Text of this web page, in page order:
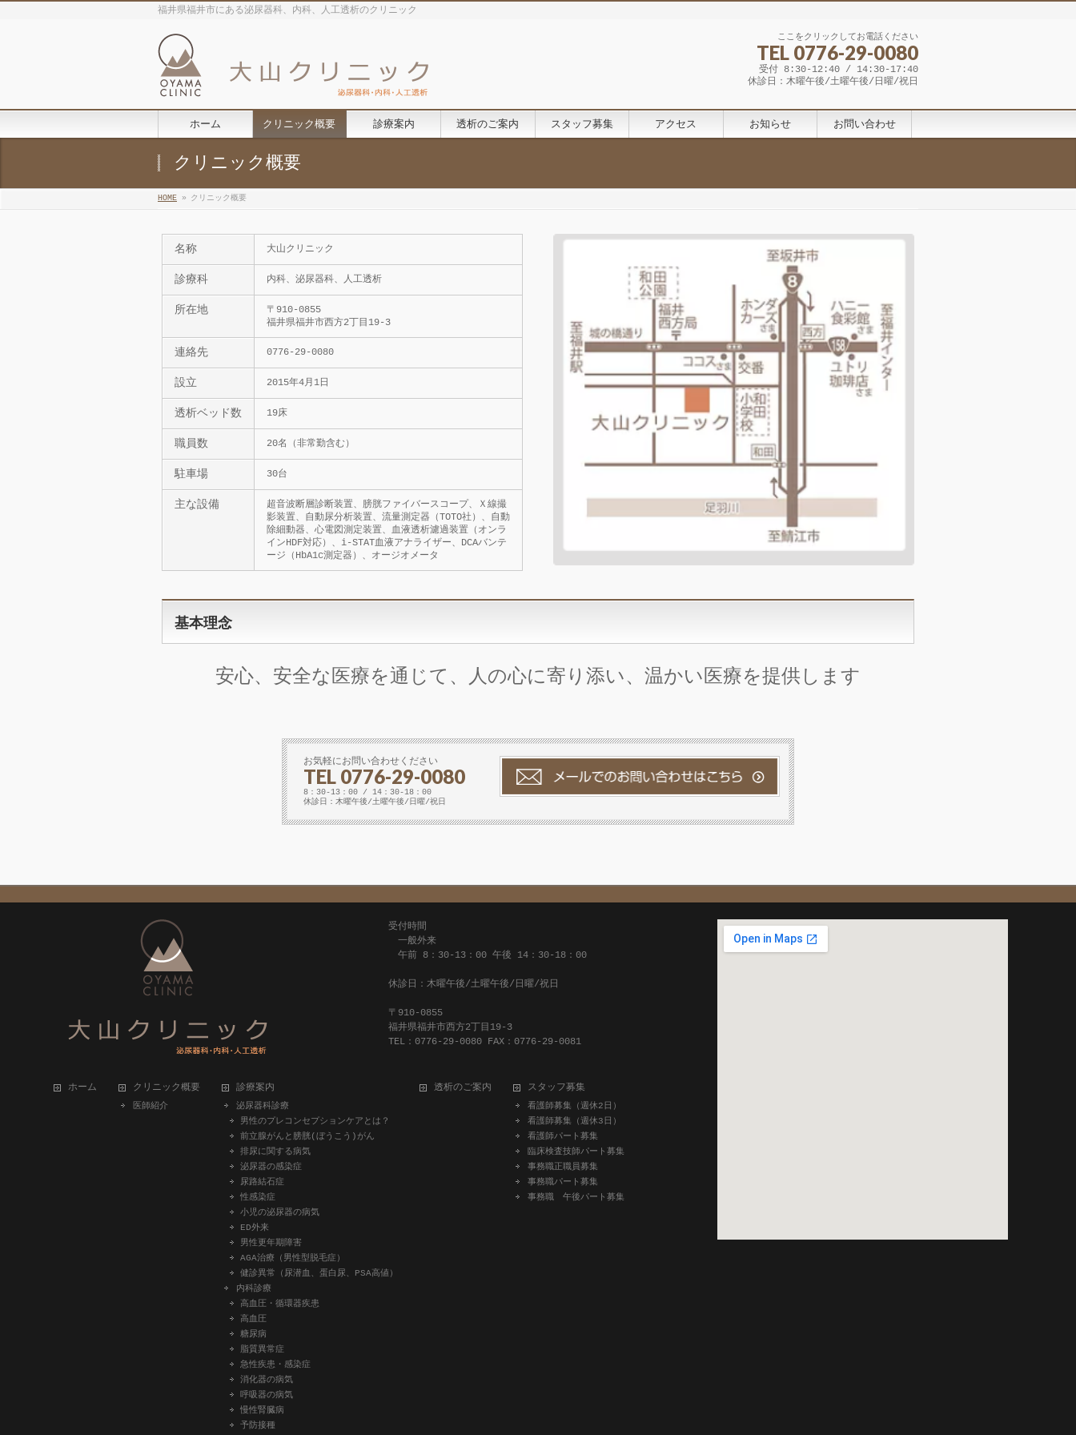
福井県福井市にある泌尿器科、内科、人工透析のクリニック
ここをクリックしてお電話ください
TEL 0776-29-0080
受付 8:30-12:40 / 14:30-17:40
休診日：木曜午後/土曜午後/日曜/祝日
ホーム クリニック概要 診療案内 透析のご案内 スタッフ募集 アクセス お知らせ お問い合わせ
クリニック概要
HOME » クリニック概要
名称 大山クリニック
診療科 内科、泌尿器科、人工透析
所在地
〒910-0855
福井県福井市西方2丁目19-3
連絡先 0776-29-0080
設立 2015年4月1日
透析ベッド数 19床
職員数 20名（非常勤含む）
駐車場 30台
主な設備
超音波断層診断装置、膀胱ファイバースコープ、Ｘ線撮
影装置、自動尿分析装置、流量測定器（TOTO社）、自動
除細動器、心電図測定装置、血液透析濾過装置（オンラ
インHDF対応）、i-STAT血液アナライザー、DCAバンテ
ージ（HbA1c測定器）、オージオメータ
基本理念
安心、安全な医療を通じて、人の心に寄り添い、温かい医療を提供します
お気軽にお問い合わせください
TEL 0776-29-0080
8：30-13：00 / 14：30-18：00
休診日：木曜午後/土曜午後/日曜/祝日
受付時間
一般外来
午前 8：30-13：00 午後 14：30-18：00
休診日：木曜午後/土曜午後/日曜/祝日
〒910-0855
福井県福井市西方2丁目19-3
TEL：0776-29-0080 FAX：0776-29-0081
ホーム クリニック概要
医師紹介
診療案内
泌尿器科診療
男性のプレコンセプションケアとは？
前立腺がんと膀胱(ぼうこう)がん
排尿に関する病気
泌尿器の感染症
尿路結石症
性感染症
小児の泌尿器の病気
ED外来
男性更年期障害
AGA治療（男性型脱毛症）
健診異常（尿潜血、蛋白尿、PSA高値）
内科診療
高血圧・循環器疾患
高血圧
糖尿病
脂質異常症
急性疾患・感染症
消化器の病気
呼吸器の病気
慢性腎臓病
予防接種
透析のご案内 スタッフ募集
看護師募集（週休2日）
看護師募集（週休3日）
看護師パート募集
臨床検査技師パート募集
事務職正職員募集
事務職パート募集
事務職 午後パート募集